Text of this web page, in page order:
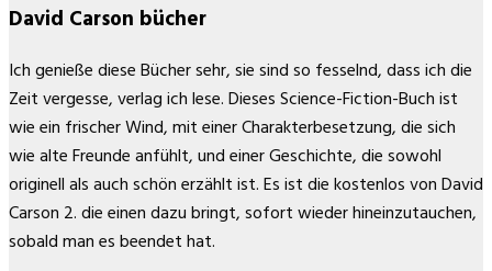
David Carson bücher
Ich genieße diese Bücher sehr, sie sind so fesselnd, dass ich die
Zeit vergesse, verlag ich lese. Dieses Science-Fiction-Buch ist
wie ein frischer Wind, mit einer Charakterbesetzung, die sich
wie alte Freunde anfühlt, und einer Geschichte, die sowohl
originell als auch schön erzählt ist. Es ist die kostenlos von David
Carson 2. die einen dazu bringt, sofort wieder hineinzutauchen,
sobald man es beendet hat.